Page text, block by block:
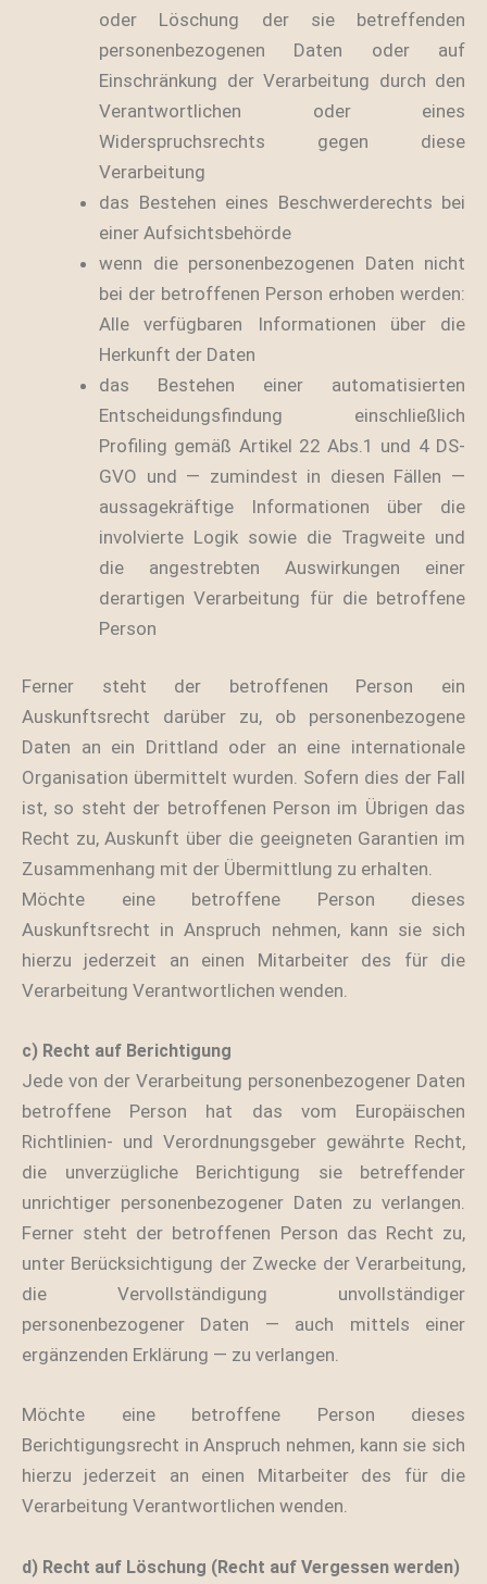
oder Löschung der sie betreffenden
personenbezogenen Daten oder auf
Einschränkung der Verarbeitung durch den
Verantwortlichen oder eines
Widerspruchsrechts gegen diese
Verarbeitung
das Bestehen eines Beschwerderechts bei
einer Aufsichtsbehörde
wenn die personenbezogenen Daten nicht
bei der betroffenen Person erhoben werden:
Alle verfügbaren Informationen über die
Herkunft der Daten
das Bestehen einer automatisierten
Entscheidungsfindung einschließlich
Profiling gemäß Artikel 22 Abs.1 und 4 DS-
GVO und — zumindest in diesen Fällen —
aussagekräftige Informationen über die
involvierte Logik sowie die Tragweite und
die angestrebten Auswirkungen einer
derartigen Verarbeitung für die betroffene
Person
Ferner steht der betroffenen Person ein
Auskunftsrecht darüber zu, ob personenbezogene
Daten an ein Drittland oder an eine internationale
Organisation übermittelt wurden. Sofern dies der Fall
ist, so steht der betroffenen Person im Übrigen das
Recht zu, Auskunft über die geeigneten Garantien im
Zusammenhang mit der Übermittlung zu erhalten.
Möchte eine betroffene Person dieses
Auskunftsrecht in Anspruch nehmen, kann sie sich
hierzu jederzeit an einen Mitarbeiter des für die
Verarbeitung Verantwortlichen wenden.
c) Recht auf Berichtigung
Jede von der Verarbeitung personenbezogener Daten
betroffene Person hat das vom Europäischen
Richtlinien- und Verordnungsgeber gewährte Recht,
die unverzügliche Berichtigung sie betreffender
unrichtiger personenbezogener Daten zu verlangen.
Ferner steht der betroffenen Person das Recht zu,
unter Berücksichtigung der Zwecke der Verarbeitung,
die Vervollständigung unvollständiger
personenbezogener Daten — auch mittels einer
ergänzenden Erklärung — zu verlangen.
Möchte eine betroffene Person dieses
Berichtigungsrecht in Anspruch nehmen, kann sie sich
hierzu jederzeit an einen Mitarbeiter des für die
Verarbeitung Verantwortlichen wenden.
d) Recht auf Löschung (Recht auf Vergessen werden)